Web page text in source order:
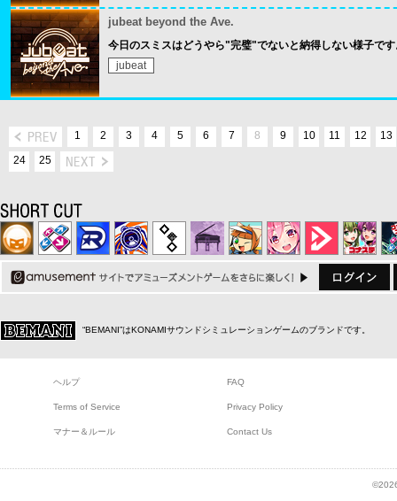
jubeat beyond the Ave.
今日のスミスはどうやら"完璧"でないと納得しない様子です
jubeat
1 2 3 4 5 6 7 8 9 10 11 12
13
24
25
“BEMANI”はKONAMIサウンドシミュレーションゲームのブランドです。
ヘルプ FAQ
Terms of Service Privacy Policy
マナー＆ルール Contact Us